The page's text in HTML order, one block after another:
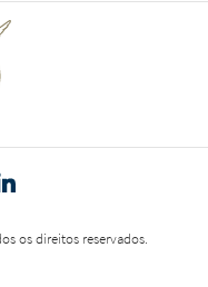
os direitos reservados.